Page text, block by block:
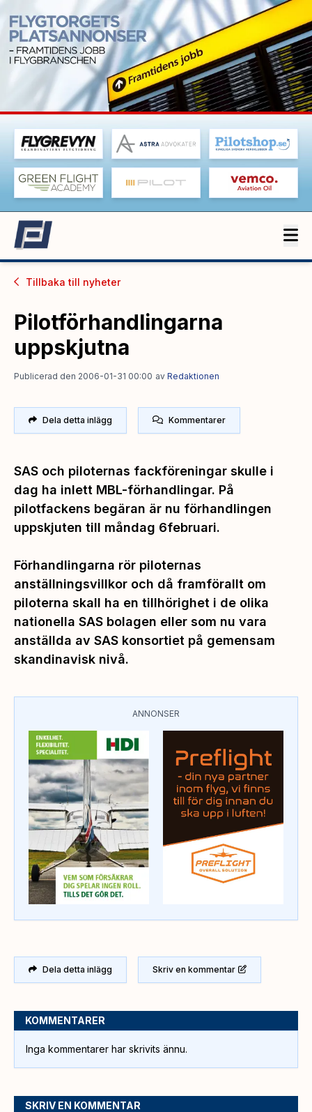
Tillbaka till nyheter
Pilotförhandlingarna
uppskjutna
Publicerad den 2006-01-31 00:00 av Redaktionen
Dela detta inlägg Kommentarer
SAS och piloternas fackföreningar skulle i
dag ha inlett MBL-förhandlingar. På
pilotfackens begäran är nu förhandlingen
uppskjuten till måndag 6februari.
Förhandlingarna rör piloternas
anställningsvillkor och då framförallt om
piloterna skall ha en tillhörighet i de olika
nationella SAS bolagen eller som nu vara
anställda av SAS konsortiet på gemensam
skandinavisk nivå.
ANNONSER
Dela detta inlägg Skriv en kommentar
KOMMENTARER
Inga kommentarer har skrivits ännu.
SKRIV EN KOMMENTAR